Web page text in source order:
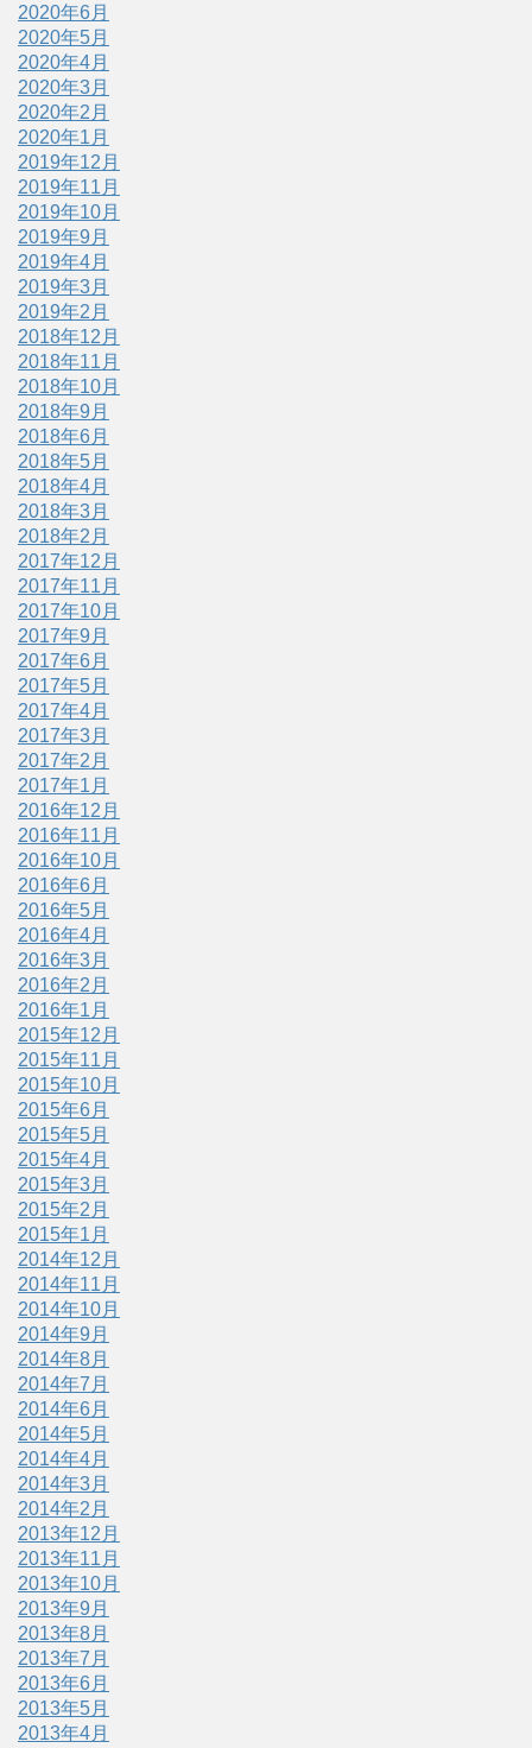
2020年6月
2020年5月
2020年4月
2020年3月
2020年2月
2020年1月
2019年12月
2019年11月
2019年10月
2019年9月
2019年4月
2019年3月
2019年2月
2018年12月
2018年11月
2018年10月
2018年9月
2018年6月
2018年5月
2018年4月
2018年3月
2018年2月
2017年12月
2017年11月
2017年10月
2017年9月
2017年6月
2017年5月
2017年4月
2017年3月
2017年2月
2017年1月
2016年12月
2016年11月
2016年10月
2016年6月
2016年5月
2016年4月
2016年3月
2016年2月
2016年1月
2015年12月
2015年11月
2015年10月
2015年6月
2015年5月
2015年4月
2015年3月
2015年2月
2015年1月
2014年12月
2014年11月
2014年10月
2014年9月
2014年8月
2014年7月
2014年6月
2014年5月
2014年4月
2014年3月
2014年2月
2013年12月
2013年11月
2013年10月
2013年9月
2013年8月
2013年7月
2013年6月
2013年5月
2013年4月